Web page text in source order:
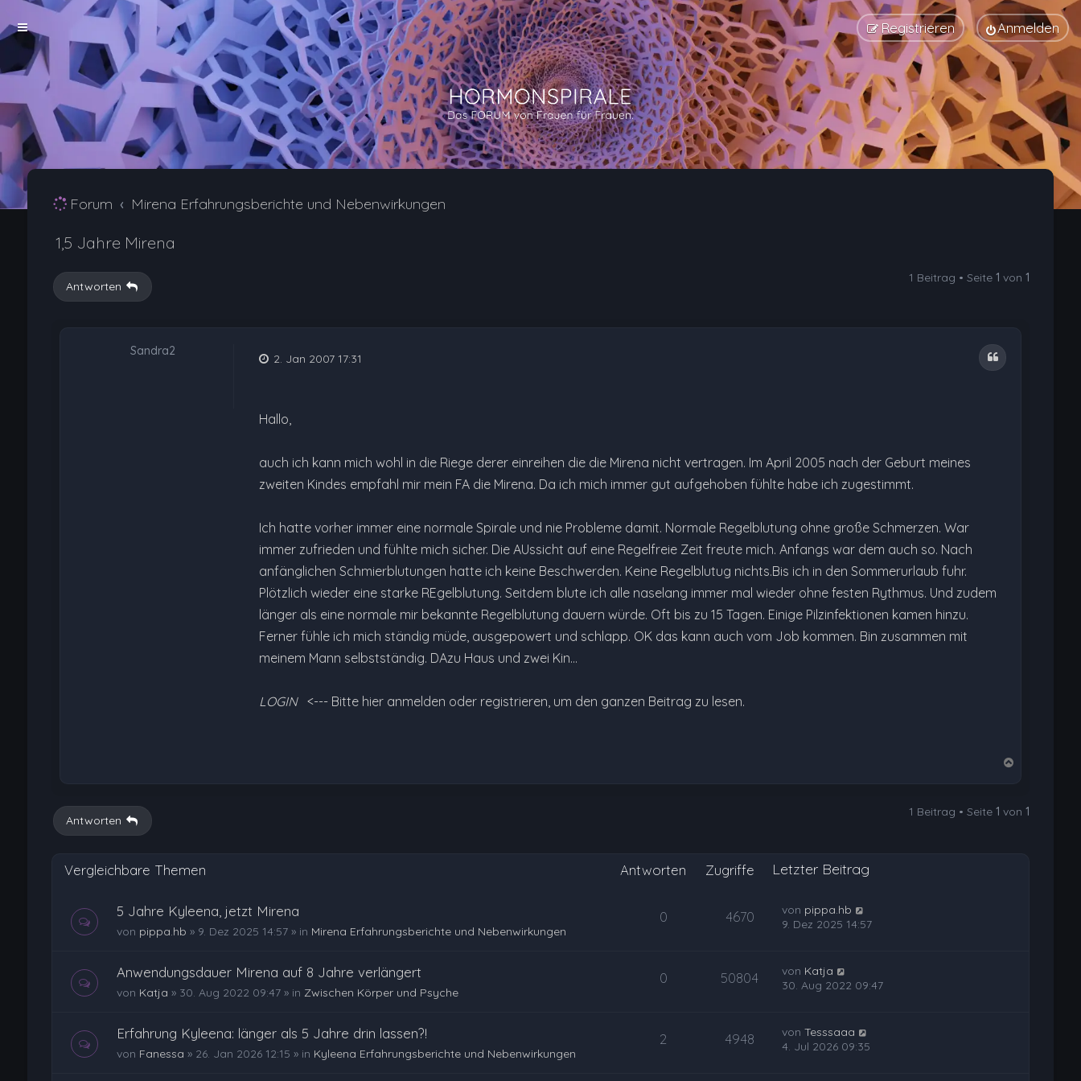
Anmelden
Registrieren
Forum Mirena Erfahrungsberichte und Nebenwirkungen
1,5 Jahre Mirena
Antworten
1 Beitrag • Seite1 von1
Sandra2 Zitat
2. Jan 2007 17:31
Hallo,
auch ich kann mich wohl in die Riege derer einreihen die die Mirena nicht vertragen. Im April 2005 nach der Geburt meines
zweiten Kindes empfahl mir mein FA die Mirena. Da ich mich immer gut aufgehoben fühlte habe ich zugestimmt.
Ich hatte vorher immer eine normale Spirale und nie Probleme damit. Normale Regelblutung ohne große Schmerzen. War
immer zufrieden und fühlte mich sicher. Die AUssicht auf eine Regelfreie Zeit freute mich. Anfangs war dem auch so. Nach
anfänglichen Schmierblutungen hatte ich keine Beschwerden. Keine Regelblutug nichts.Bis ich in den Sommerurlaub fuhr.
Plötzlich wieder eine starke REgelblutung. Seitdem blute ich alle naselang immer mal wieder ohne festen Rythmus. Und zudem
länger als eine normale mir bekannte Regelblutung dauern würde. Oft bis zu 15 Tagen. Einige Pilzinfektionen kamen hinzu.
Ferner fühle ich mich ständig müde, ausgepowert und schlapp. OK das kann auch vom Job kommen. Bin zusammen mit
meinem Mann selbstständig. DAzu Haus und zwei Kin…
LOGIN <--- Bitte hier anmelden oder registrieren, um den ganzen Beitrag zu lesen.
h
Antworten
1 Beitrag • Seite1 von1
Vergleichbare Themen Antworten Zugriffe Letzter Beitrag
5 Jahre Kyleena, jetzt Mirena
von pippa.hb » 9. Dez 2025 14:57» in Mirena Erfahrungsberichte und Nebenwirkungen
0 4670 von pippa.hb
9. Dez 2025 14:57
Anwendungsdauer Mirena auf 8 Jahre verlängert
von Katja » 30. Aug 2022 09:47» in Zwischen Körper und Psyche
0 50804 von Katja
30. Aug 2022 09:47
Erfahrung Kyleena: länger als 5 Jahre drin lassen?!
von Fanessa » 26. Jan 2026 12:15 » in Kyleena Erfahrungsberichte und Nebenwirkungen
2 4948 vonTesssaaa
4. Jul 2026 09:35